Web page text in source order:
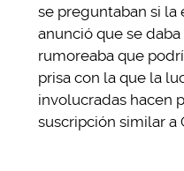
se preguntaban si la
anunció que se
rumoreaba que
prisa con la que la
involucradas hacen
suscripción similar a